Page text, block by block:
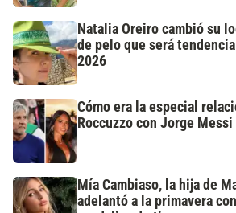
Natalia Oreiro cambió su
de pelo que será
2026
Cómo era la especial
Roccuzzo con Jorge
Mía Cambiaso, la hija de
adelantó a la primavera